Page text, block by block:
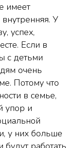
имеет
У
успех,
Если в
с детьми
очень
Потому что
в семье,
упор и
у них больше